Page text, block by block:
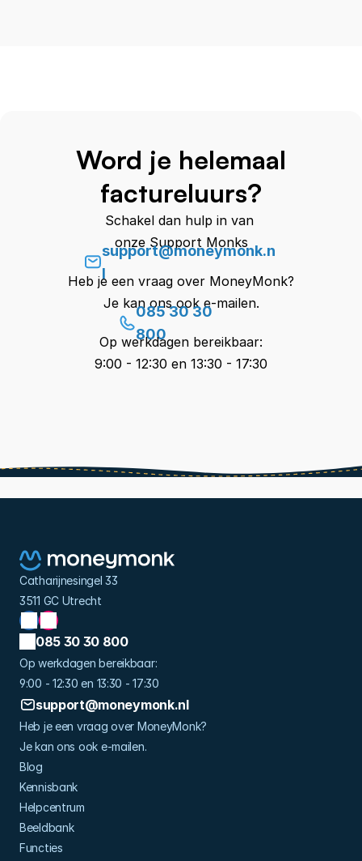
Word je helemaal
factureluurs?
Schakel dan hulp in van
onze Support Monks
support@moneymonk.n
l
Heb je een vraag over MoneyMonk?
Je kan ons ook e-mailen.
085 30 30
800
Op werkdagen bereikbaar:
9:00 - 12:30 en 13:30 - 17:30
Catharijnesingel 33
3511 GC Utrecht
085 30 30 800
Op werkdagen bereikbaar:
9:00 - 12:30 en 13:30 - 17:30
support@moneymonk.nl
Heb je een vraag over MoneyMonk?
Je kan ons ook e-mailen.
Blog
Kennisbank
Helpcentrum
Beeldbank
Functies